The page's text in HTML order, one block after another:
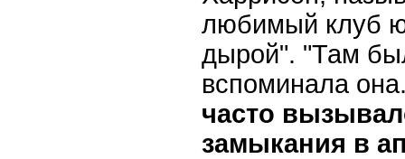
любимый клуб
дырой". "Там
вспоминала
часто
замыкания в